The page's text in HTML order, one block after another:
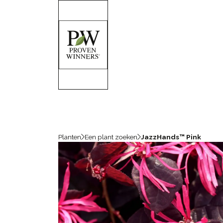
Planten Een plant zoeken JazzHands™ Pink